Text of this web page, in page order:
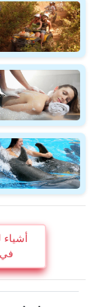
أشياء
في